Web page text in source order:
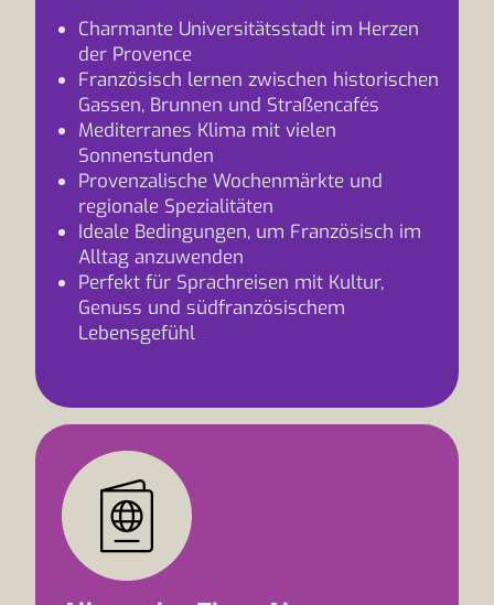
Charmante Universitätsstadt im Herzen
der Provence
Französisch lernen zwischen historischen
Gassen, Brunnen und Straßencafés
Mediterranes Klima mit vielen
Sonnenstunden
Provenzalische Wochenmärkte und
regionale Spezialitäten
Ideale Bedingungen, um Französisch im
Alltag anzuwenden
Perfekt für Sprachreisen mit Kultur,
Genuss und südfranzösischem
Lebensgefühl